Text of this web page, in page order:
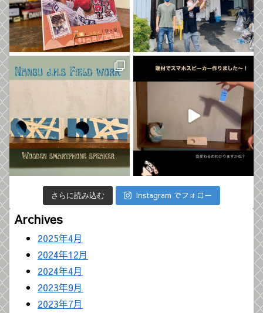
さらに読み込む Instagram でフォロー
Archives
2025年4月
2024年12月
2024年4月
2023年9月
2023年7月